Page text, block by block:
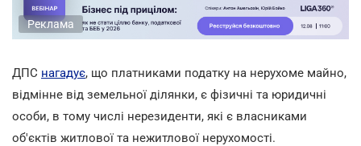
Реклама
ДПС нагадує, що платниками податку на нерухоме майно,
відмінне від земельної ділянки, є фізичні та юридичні
особи, в тому числі нерезиденти, які є власниками
об'єктів житлової та нежитлової нерухомості.